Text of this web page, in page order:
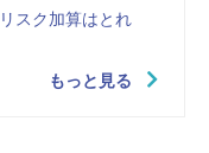
スク加算はとれ
もっと見る